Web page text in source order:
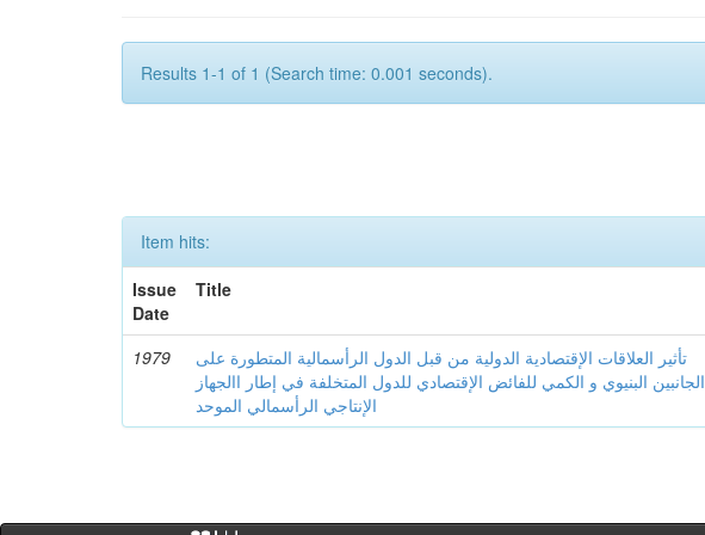
Results 1-1 of 1 (Search time: 0.001 seconds).
Item hits:
Issue
Date
Title
1979
تأثير العلاقات الإقتصادية الدولية من قبل الدول الرأسمالية المتطورة على
الجانبين البنيوي و الكمي للفائض الإقتصادي للدول المتخلفة في إطار االجهاز
الإنتاجي الرأسمالي الموحد